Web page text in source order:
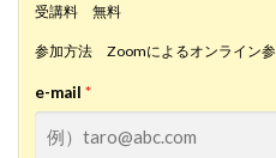
受講料 無料
参加方法 Zoomによるオンライン
e-mail